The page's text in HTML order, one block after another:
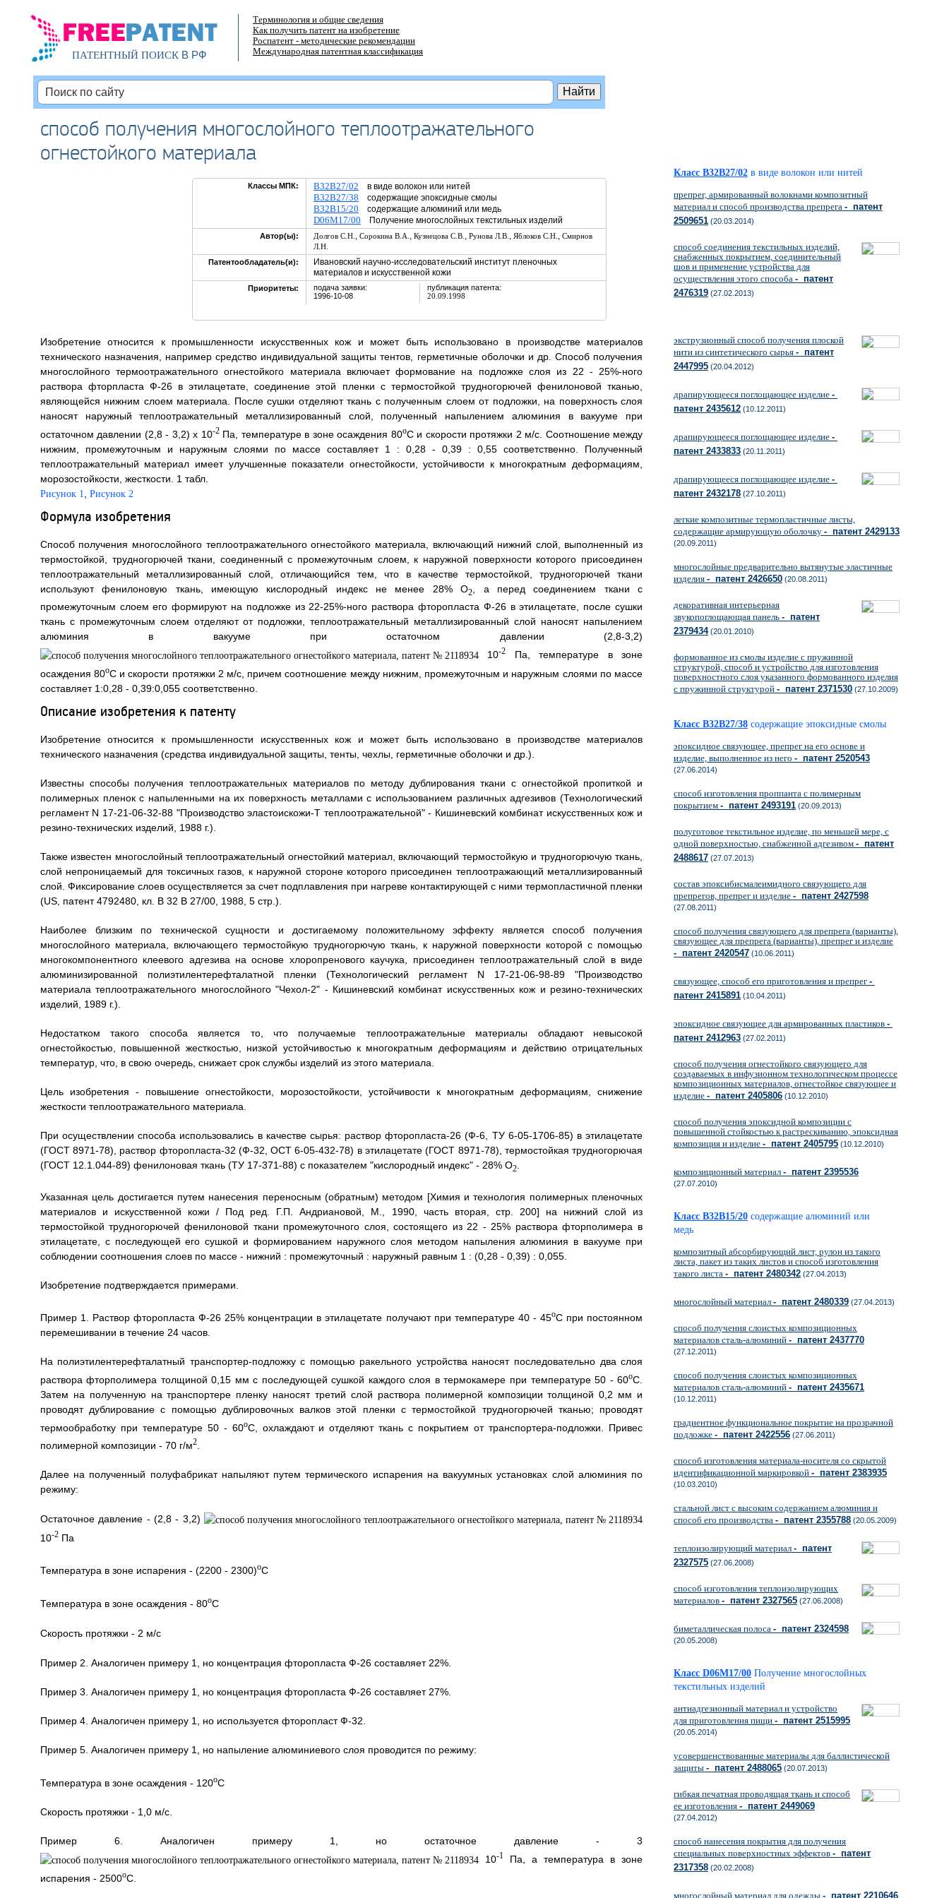
ПАТЕНТНЫЙ ПОИСКВ РФ
Терминология и общие сведения
Как получить патент на изобретение
Роспатент - методические рекомендации
Международная патентная классификация
способ получения многослойного теплоотражательного
огнестойкого материала
Классы МПК: B32B27/02 в виде волокон или нитей
B32B27/38 содержащие эпоксидные смолы
B32B15/20 содержащие алюминий или медь
D06M17/00 Получение многослойных текстильных изделий
Автор(ы): Долгов С.Н. , Сорокина В.А. , Кузнецова С.В. , Рунова Л.В. , Яблоков С.Н. , Смирнов
Л.Н.
Патентообладатель(и):
Ивановский научно-исследовательский институт пленочных
материалов и искусственной кожи
Приоритеты:
подача заявки:
1996-10-08
публикация патента:
20.09.1998
Изобретение относится к промышленности искусственных кож и может быть использовано в производстве материалов
технического назначения, например средство индивидуальной защиты тентов, герметичные оболочки и др. Способ получения
многослойного термоотражательного огнестойкого материала включает формование на подложке слоя из 22 - 25%-ного
раствора фторпласта Ф-26 в этилацетате, соединение этой пленки с термостойкой трудногорючей фенилоновой тканью,
являющейся нижним слоем материала. После сушки отделяют ткань с полученным слоем от подложки, на поверхность слоя
наносят наружный теплоотражательный металлизированный слой, полученный напылением алюминия в вакууме при
остаточном давлении (2,8 - 3,2) х 10-2Па, температуре в зоне осаждения 80oC и скорости протяжки 2 м/с. Соотношение между
нижним, промежуточным и наружным слоями по массе составляет 1 : 0,28 - 0,39 : 0,55 соответственно. Полученный
теплоотражательный материал имеет улучшенные показатели огнестойкости, устойчивости к многократным деформациям,
морозостойкости, жесткости. 1 табл.
Рисунок 1 Рисунок 2
Формула изобретения
Способ получения многослойного теплоотражательного огнестойкого материала, включающий нижний слой, выполненный из
термостойкой, трудногорючей ткани, соединенный с промежуточным слоем, к наружной поверхности которого присоединен
теплоотражательный металлизированный слой, отличающийся тем, что в качестве термостойкой, трудногорючей ткани
используют фенилоновую ткань, имеющую кислородный индекс не менее 28% О2
, а перед соединением ткани с
промежуточным слоем его формируют на подложке из 22-25%-ного раствора фторопласта Ф-26 в этилацетате, после сушки
ткань с промежуточным слоем отделяют от подложки, теплоотражательный металлизированный слой наносят напылением
алюминия в вакууме при остаточном давлении (2,8-3,2)
10-2
Па, температуре в зоне
осаждения 80oC и скорости протяжки 2 м/с, причем соотношение между нижним, промежуточным и наружным слоями по массе
составляет 1:0,28 - 0,39:0,055 соответственно.
Описание изобретения к патенту
Изобретение относится к промышленности искусственных кож и может быть использовано в производстве материалов
технического назначения (средства индивидуальной защиты, тенты, чехлы, герметичные оболочки и др.).
Известны способы получения теплоотражательных материалов по методу дублирования ткани с огнестойкой пропиткой и
полимерных пленок с напыленными на их поверхность металлами с использованием различных адгезивов (Технологический
регламент N 17-21-06-32-88 "Производство эластоискожи-Т теплоотражательной" - Кишиневский комбинат искусственных кож и
резино-технических изделий, 1988 г.).
Также известен многослойный теплоотражательный огнестойкий материал, включающий термостойкую и трудногорючую ткань,
слой непроницаемый для токсичных газов, к наружной стороне которого присоединен теплоотражающий металлизированный
слой. Фиксирование слоев осуществляется за счет подплавления при нагреве контактирующей с ними термопластичной пленки
(US, патент 4792480, кл. B 32 B 27/00, 1988, 5 стр.).
Наиболее близким по технической сущности и достигаемому положительному эффекту является способ получения
многослойного материала, включающего термостойкую трудногорючую ткань, к наружной поверхности которой с помощью
многокомпонентного клеевого адгезива на основе хлоропренового каучука, присоединен теплоотражательный слой в виде
алюминизированной полиэтилентерефталатной пленки (Технологический регламент N 17-21-06-98-89 "Производство
материала теплоотражательного многослойного "Чехол-2" - Кишиневский комбинат искусственных кож и резино-технических
изделий, 1989 г.).
Недостатком такого способа является то, что получаемые теплоотражательные материалы обладают невысокой
огнестойкостью, повышенной жесткостью, низкой устойчивостью к многократным деформациям и действию отрицательных
температур, что, в свою очередь, снижает срок службы изделий из этого материала.
Цель изобретения - повышение огнестойкости, морозостойкости, устойчивости к многократным деформациям, снижение
жесткости теплоотражательного материала.
При осуществлении способа использовались в качестве сырья: раствор фторопласта-26 (Ф-6, ТУ 6-05-1706-85) в этилацетате
(ГОСТ 8971-78), раствор фторопласта-32 (Ф-32, ОСТ 6-05-432-78) в этилацетате (ГОСТ 8971-78), термостойкая трудногорючая
(ГОСТ 12.1.044-89) фенилоновая ткань (ТУ 17-371-88) с показателем "кислородный индекс" - 28% O2.
Указанная цель достигается путем нанесения переносным (обратным) методом [Химия и технология полимерных пленочных
материалов и искусственной кожи / Под ред. Г.П. Андриановой, М., 1990, часть вторая, стр. 200] на нижний слой из
термостойкой трудногорючей фенилоновой ткани промежуточного слоя, состоящего из 22 - 25% раствора фторполимера в
этилацетате, с последующей его сушкой и формированием наружного слоя методом напыления алюминия в вакууме при
соблюдении соотношения слоев по массе - нижний : промежуточный : наружный равным 1 : (0,28 - 0,39) : 0,055.
Изобретение подтверждается примерами.
Пример 1. Раствор фторопласта Ф-26 25% концентрации в этилацетате получают при температуре 40 - 45oC при постоянном
перемешивании в течение 24 часов.
На полиэтилентерефталатный транспортер-подложку с помощью ракельного устройства наносят последовательно два слоя
раствора фторполимера толщиной 0,15 мм с последующей сушкой каждого слоя в термокамере при температуре 50 - 60oC.
Затем на полученную на транспортере пленку наносят третий слой раствора полимерной композиции толщиной 0,2 мм и
проводят дублирование с помощью дублировочных валков этой пленки с термостойкой трудногорючей тканью; проводят
термообработку при температуре 50 - 60oC, охлаждают и отделяют ткань с покрытием от транспортера-подложки. Привес
полимерной композиции - 70 г/м2.
Далее на полученный полуфабрикат напыляют путем термического испарения на вакуумных установках слой алюминия по
режиму:
Остаточное давление - (2,8 - 3,2)
10-2Па
Температура в зоне испарения - (2200 - 2300)oC
Температура в зоне осаждения - 80oC
Скорость протяжки - 2 м/с
Пример 2. Аналогичен примеру 1, но концентрация фторопласта Ф-26 составляет 22%.
Пример 3. Аналогичен примеру 1, но концентрация фторопласта Ф-26 составляет 27%.
Пример 4. Аналогичен примеру 1, но используется фторопласт Ф-32.
Пример 5. Аналогичен примеру 1, но напыление алюминиевого слоя проводится по режиму:
Температура в зоне осаждения - 120oC
Скорость протяжки - 1,0 м/с.
Пример 6. Аналогичен примеру 1, но остаточное давление - 3
10-1Па, а температура в зоне
испарения - 2500oC.
Класс B32B27/02 в виде волокон или нитей
препрег, армированный волокнами композитный
материал и способ производства препрега - патент
2509651 (20.03.2014)
способ соединения текстильных изделий,
снабженных покрытием, соединительный
шов и применение устройства для
осуществления этого способа - патент
2476319 (27.02.2013)
экструзионный способ получения плоской
нити из синтетического сырья - патент
2447995 (20.04.2012)
драпирующееся поглощающее изделие -
патент 2435612 (10.12.2011)
драпирующееся поглощающее изделие -
патент 2433833 (20.11.2011)
драпирующееся поглощающее изделие -
патент 2432178 (27.10.2011)
легкие композитные термопластичные листы,
содержащие армирующую оболочку - патент 2429133
(20.09.2011)
многослойные предварительно вытянутые эластичные
изделия - патент 2426650 (20.08.2011)
декоративная интерьерная
звукопоглощающая панель - патент
2379434(20.01.2010)
формованное из смолы изделие с пружинной
структурой, способ и устройство для изготовления
поверхностного слоя указанного формованного изделия
с пружинной структурой - патент 2371530 (27.10.2009)
Класс B32B27/38 содержащие эпоксидные смолы
эпоксидное связующее, препрег на его основе и
изделие, выполненное из него - патент 2520543
(27.06.2014)
способ изготовления проппанта с полимерным
покрытием - патент 2493191 (20.09.2013)
полуготовое текстильное изделие, по меньшей мере, с
одной поверхностью, снабженной адгезивом - патент
2488617 (27.07.2013)
состав эпоксибисмалеимидного связующего для
препрегов, препрег и изделие - патент 2427598
(27.08.2011)
способ получения связующего для препрега (варианты),
связующее для препрега (варианты), препрег и изделие
- патент 2420547 (10.06.2011)
связующее, способ его приготовления и препрег -
патент 2415891 (10.04.2011)
эпоксидное связующее для армированных пластиков -
патент 2412963 (27.02.2011)
способ получения огнестойкого связующего для
создаваемых в инфузионном технологическом процессе
композиционных материалов, огнестойкое связующее и
изделие - патент 2405806 (10.12.2010)
способ получения эпоксидной композиции с
повышенной стойкостью к растрескиванию, эпоксидная
композиция и изделие - патент 2405795 (10.12.2010)
композиционный материал - патент 2395536
(27.07.2010)
Класс B32B15/20 содержащие алюминий или
медь
композитный абсорбирующий лист, рулон из такого
листа, пакет из таких листов и способ изготовления
такого листа - патент 2480342 (27.04.2013)
многослойный материал - патент 2480339 (27.04.2013)
способ получения слоистых композиционных
материалов сталь-алюминий - патент 2437770
(27.12.2011)
способ получения слоистых композиционных
материалов сталь-алюминий - патент 2435671
(10.12.2011)
градиентное функциональное покрытие на прозрачной
подложке - патент 2422556 (27.06.2011)
способ изготовления материала-носителя со скрытой
идентификационной маркировкой - патент 2383935
(10.03.2010)
стальной лист с высоким содержанием алюминия и
способ его производства - патент 2355788 (20.05.2009)
теплоизолирующий материал - патент
2327575 (27.06.2008)
способ изготовления теплоизолирующих
материалов - патент 2327565 (27.06.2008)
биметаллическая полоса - патент 2324598
(20.05.2008)
Класс D06M17/00 Получение многослойных
текстильных изделий
антиадгезионный материал и устройство
для приготовления пищи - патент 2515995
(20.05.2014)
усовершенствованные материалы для баллистической
защиты - патент 2488065 (20.07.2013)
гибкая печатная проводящая ткань и способ
ее изготовления - патент 2449069
(27.04.2012)
способ нанесения покрытия для получения
специальных поверхностных эффектов - патент
2317358 (20.02.2008)
многослойный материал для одежды - патент 2210646